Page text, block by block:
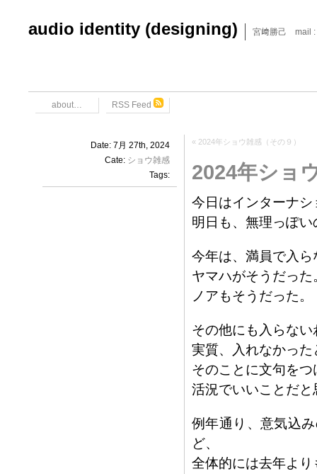
audio identity (designing) 宮﨑勝己 mail :
about… RSS Feed
Date: 7月 27th, 2024
Cate: ショウ雑感
Tags:
« 2024年ショウ雑感（その９）
2024年ショ
今日はインターナ
明日も、無理っぽ
今年は、満員で入
ヤマハがそうだった
ノアもそうだった。
その他にも入らな
実質、入れなかっ
そのことに文句を
活況でいいことだ
例年通り、意気込
ど、
全体的には去年よ